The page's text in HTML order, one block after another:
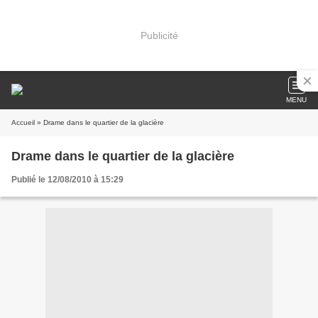
Publicité
MENU
Accueil » Drame dans le quartier de la glacière
Drame dans le quartier de la glacière
Publié le 12/08/2010 à 15:29